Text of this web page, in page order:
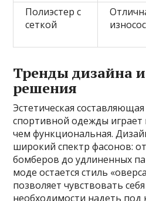
Полиэстер с
сеткой
Тренды дизайна
решения
Эстетическая
спортивной одежды
чем функциональная.
широкий спектр фасонов:
бомберов до удлиненных
моде остается стиль
позволяет чувствовать
необходимости надеть под